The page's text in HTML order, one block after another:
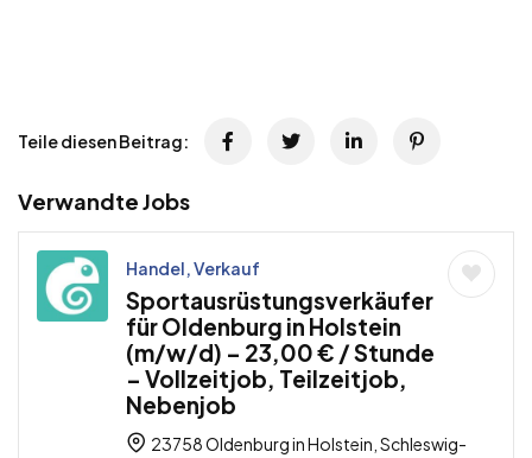
Teile diesen Beitrag:
Verwandte Jobs
Handel, Verkauf
Sportausrüstungsverkäufer
für Oldenburg in Holstein
(m/w/d) – 23,00 € / Stunde
– Vollzeitjob, Teilzeitjob,
Nebenjob
23758 Oldenburg in Holstein, Schleswig-